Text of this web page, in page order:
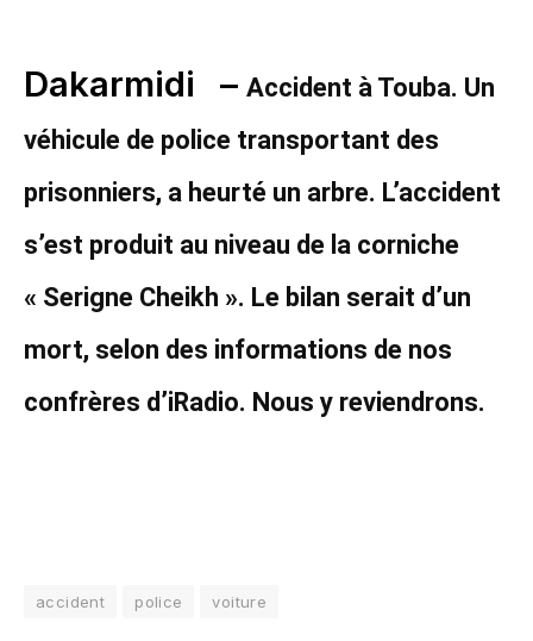
Dakarmidi – Accident à Touba. Un
véhicule de police transportant des
prisonniers, a heurté un arbre. L’accident
s’est produit au niveau de la corniche
« Serigne Cheikh ». Le bilan serait d’un
mort, selon des informations de nos
confrères d’iRadio. Nous y reviendrons.
accident police voiture